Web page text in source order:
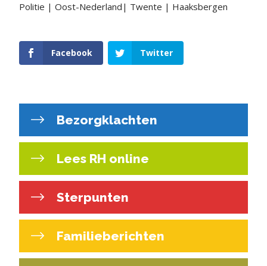
Politie | Oost-Nederland| Twente | Haaksbergen
Facebook Twitter
Bezorgklachten
Lees RH online
Sterpunten
Familieberichten